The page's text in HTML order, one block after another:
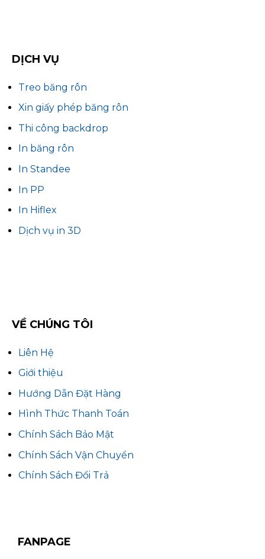
DỊCH VỤ
Treo băng rôn
Xin giấy phép băng rôn
Thi công backdrop
In băng rôn
In Standee
In PP
In Hiflex
Dịch vụ in 3D
VỀ CHÚNG TÔI
Liên Hệ
Giới thiệu
Hướng Dẫn Đặt Hàng
Hình Thức Thanh Toán
Chính Sách Bảo Mật
Chính Sách Vận Chuyển
Chính Sách Đổi Trả
FANPAGE